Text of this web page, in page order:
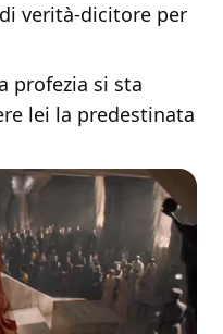
verità-dicitore per
profezia si sta
lei la predestinata